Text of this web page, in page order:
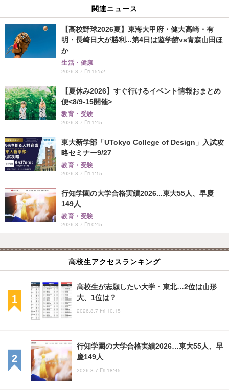
関連ニュース
【高校野球2026夏】東海大甲府・健大高崎・有
明・長崎日大が勝利...第4日は遊学館vs青森山田ほ
か
生活・健康
2026.8.7 Fri 15:52
【夏休み2026】すぐ行けるイベント情報おまとめ
便<8/9-15開催>
教育・受験
2026.8.7 Fri 1:45
東大新学部「UTokyo College of Design」入試攻
略セミナー9/27
教育・受験
2026.8.7 Fri 1:15
行知学園の大学合格実績2026...東大55人、早慶
149人
教育・受験
2026.8.7 Fri 0:45
高校生アクセスランキング
高校生が志願したい大学・東北…2位は山形
大、1位は？
2026.8.7 Fri 10:15
行知学園の大学合格実績2026…東大55人、早
慶149人
2026.8.7 Fri 18:45